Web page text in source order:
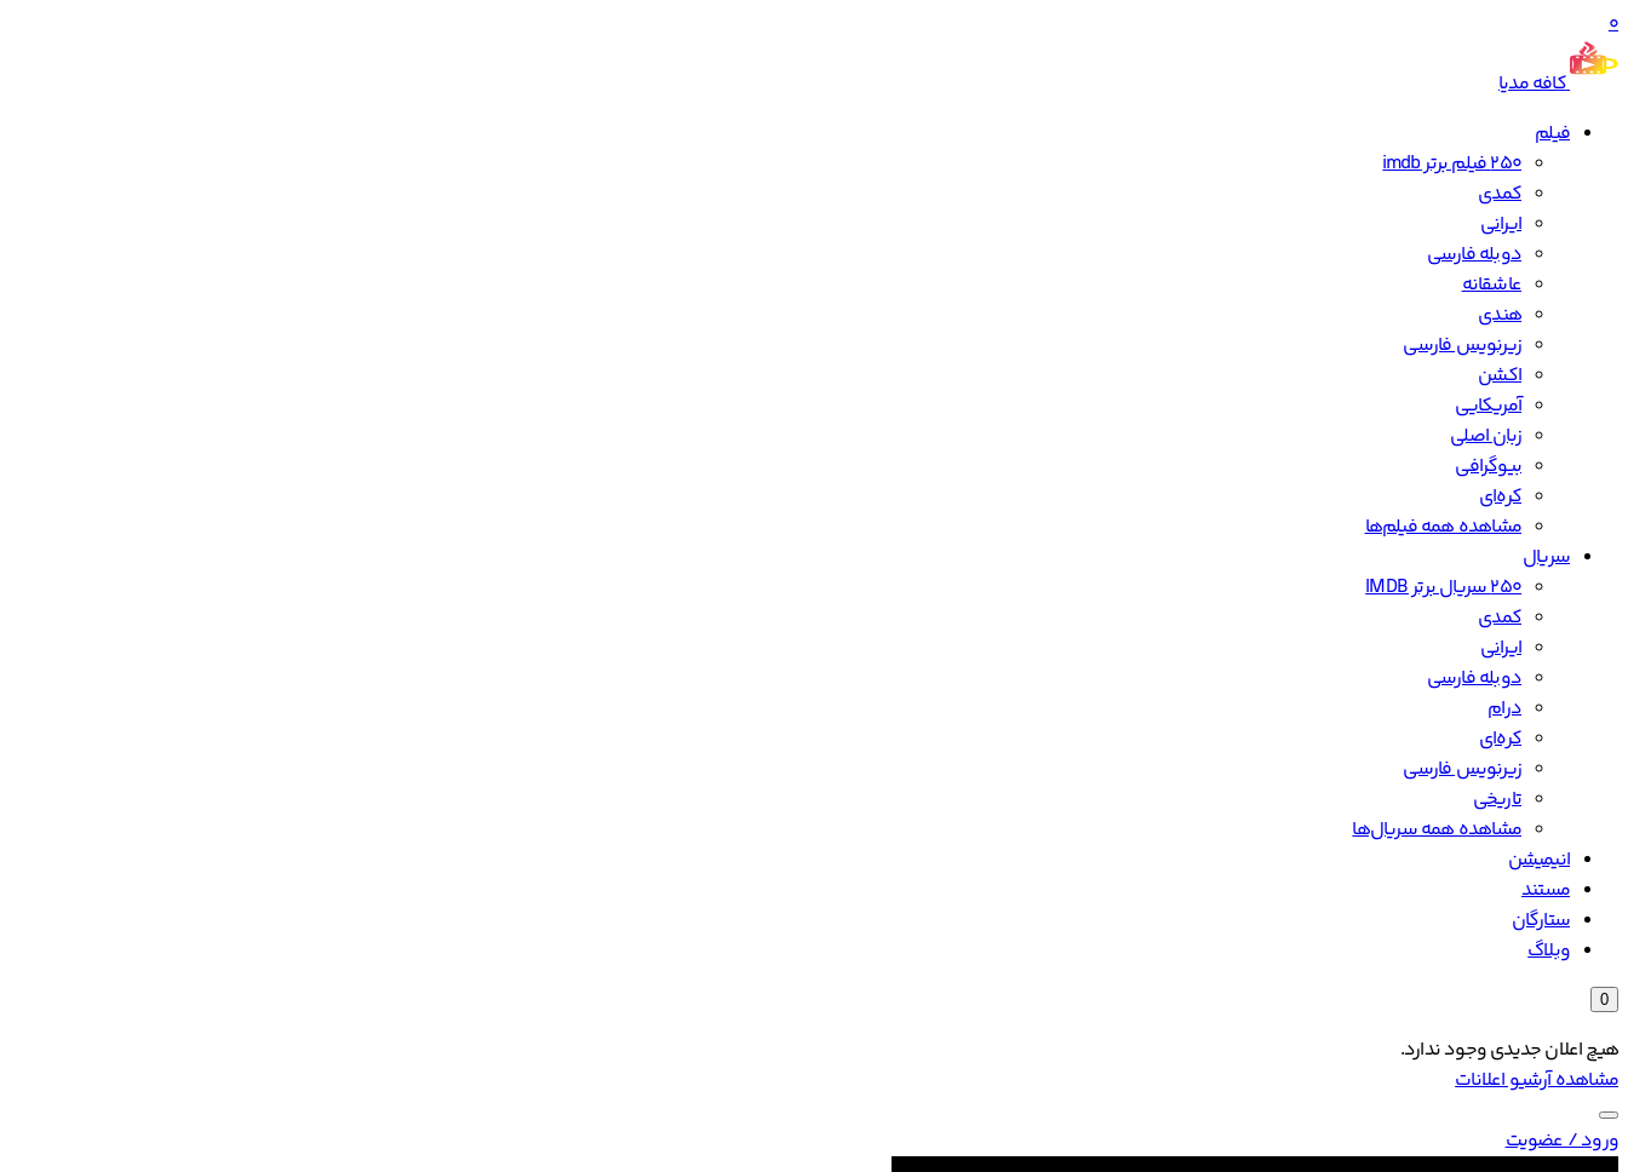
0
کافه مدیا
فیلم
250 فیلم برتر imdb
کمدی
ایرانی
دوبله فارسی
عاشقانه
هندی
زیرنویس فارسی
اکشن
آمریکایی
زبان اصلی
بیوگرافی
کره‌ای
مشاهده همه فیلم‌ها
سریال
۲۵۰ سریال برتر IMDB
کمدی
ایرانی
دوبله فارسی
درام
کره‌ای
زیرنویس فارسی
تاریخی
مشاهده همه سریال‌ها
انیمیشن
مستند
ستارگان
وبلاگ
0
هیچ اعلان جدیدی وجود ندارد.
مشاهده آرشیو اعلانات
ورود / عضویت